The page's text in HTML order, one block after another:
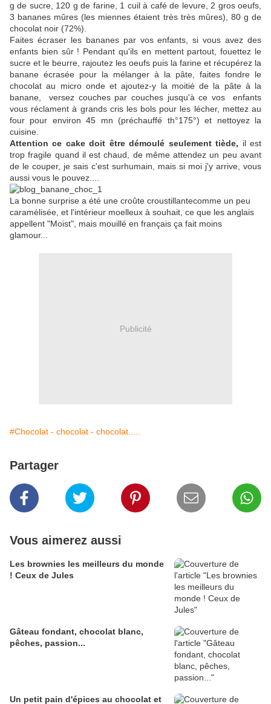
g de sucre, 120 g de farine, 1 cuil à café de levure, 2 gros oeufs,
3 bananes mûres (les miennes étaient très très mûres), 80 g de
chocolat noir (72%).
Faites écraser les bananes par vos enfants, si vous avez des
enfants bien sûr ! Pendant qu'ils en mettent partout, fouettez le
sucre et le beurre, rajoutez les oeufs puis la farine et récupérez la
banane écrasée pour la mélanger à la pâte, faites fondre le
chocolat au micro onde et ajoutez-y la moitié de la pâte à la
banane, versez couches par couches jusqu'à ce vos enfants
vous réclament à grands cris les bols pour les lécher, mettez au
four pour environ 45 mn (préchauffé th°175°) et nettoyez la
cuisine.
Attention ce cake doit être démoulé seulement tiède, il est
trop fragile quand il est chaud, de même attendez un peu avant
de le couper, je sais c'est surhumain, mais si moi j'y arrive, vous
aussi vous le pouvez....
La bonne surprise a été une croûte croustillantecomme un peu
caramélisée, et l'intérieur moelleux à souhait, ce que les anglais
appellent "Moist", mais mouillé en français ça fait moins
glamour...
Publicité
#Chocolat - chocolat - chocolat.....
Partager
Vous aimerez aussi
Les brownies les meilleurs du monde
! Ceux de Jules
Gâteau fondant, chocolat blanc,
pêches, passion...
Un petit pain d'épices au chocolat et